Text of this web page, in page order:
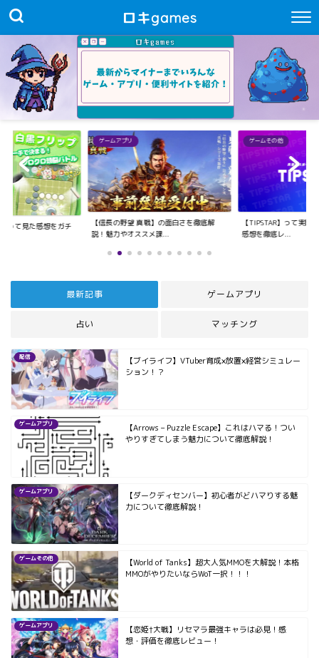
ロキgames
って見た感想をガチ
ゲームアプリ
【信長の野望 真戦】の面白さを徹底解
説！魅力やオススメ課...
ゲームその他
【TIPSTAR】って実際
感想を徹底レ...
最新記事 ゲームアプリ
占い マッチング
配信
【ブイライフ】VTuber育成×放置×経営シミュレー
ション！？
ゲームアプリ
【Arrows – Puzzle Escape】これはハマる！つい
やりすぎてしまう魅力について徹底解説！
ゲームアプリ
【ダークディセンバー】初心者がどハマりする魅
力について徹底解説！
ゲームその他
【World of Tanks】超大人気MMOを大解説！本格
MMOがやりたいならWoT一択！！！
ゲームアプリ
【恋姫†大戦】リセマラ最強キャラは必見！感
想・評価を徹底レビュー！